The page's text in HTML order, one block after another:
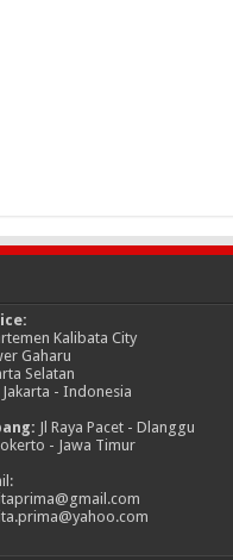
Kalibata City
Gaharu
Selatan
- Indonesia
Jl Raya Pacet - Dlanggu
- Jawa Timur